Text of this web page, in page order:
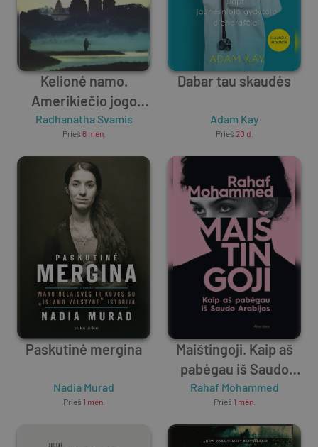
Kelionė namo.
Amerikiečio jogo
autobiografija.
Radhanatha Svamis
Prieš 6 mėn.
Dabar tau skaudės
Adam Kay
Prieš 20 d.
Paskutinė mergina
Nadia Murad
Prieš 1 mėn.
Maištingoji. Kaip aš
pabėgau iš Saudo
Arabijos
Rahaf Mohammed
Prieš 1 mėn.